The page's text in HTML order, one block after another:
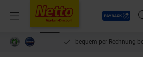
Menü
Payback
bequem per Rechnung